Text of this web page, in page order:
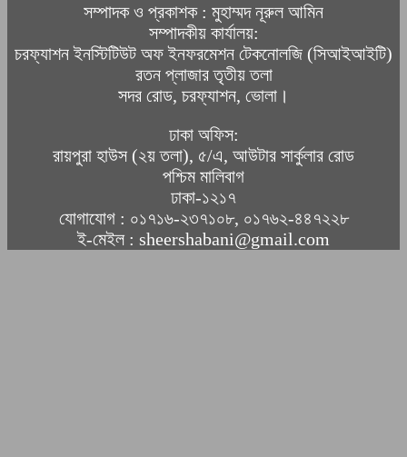
সম্পাদক ও প্রকাশক : মুহাম্মদ নূরুল আমিন
সম্পাদকীয় কার্যালয়:
চরফ্যাশন ইনস্টিটিউট অফ ইনফরমেশন টেকনোলজি (সিআইআইটি)
রতন প্লাজার তৃতীয় তলা
সদর রোড, চরফ্যাশন, ভোলা।
ঢাকা অফিস:
রায়পুরা হাউস (২য় তলা), ৫/এ, আউটার সার্কুলার রোড
পশ্চিম মালিবাগ
ঢাকা-১২১৭
যোগাযোগ : ০১৭১৬-২৩৭১০৮, ০১৭৬২-৪৪৭২২৮
ই-মেইল : sheershabani@gmail.com